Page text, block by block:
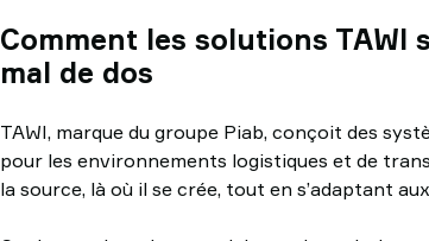
Comment les solutions TAWI
mal de dos
TAWI, marque du groupe Piab, conçoit des
pour les environnements logistiques et de
la source, là où il se crée, tout en s’adaptant